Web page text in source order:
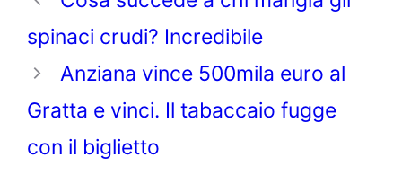
spinaci crudi? Incredibile
Anziana vince 500mila euro al
Gratta e vinci. Il tabaccaio fugge
con il biglietto